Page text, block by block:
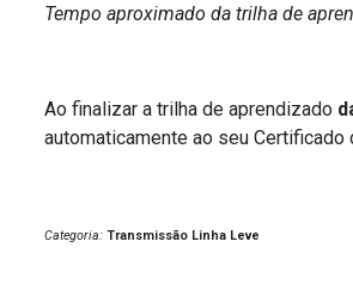
Tempo aproximado da trilha de
Ao finalizar a trilha de aprendizado
automaticamente ao seu Certificado
Categoria: Transmissão Linha Leve